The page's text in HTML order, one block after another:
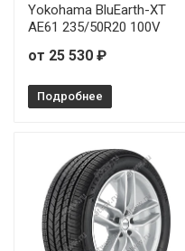
Yokohama BluEarth-XT
AE61 235/50R20 100V
от 25 530 ₽
Подробнее